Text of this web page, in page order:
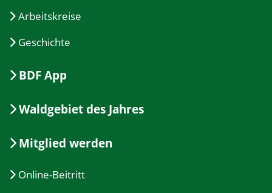
Arbeitskreise
Geschichte
BDF App
Waldgebiet des Jahres
Mitglied werden
Online-Beitritt